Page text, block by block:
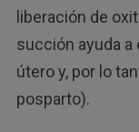
liberación de
succión ayuda a
útero y, por lo
posparto).